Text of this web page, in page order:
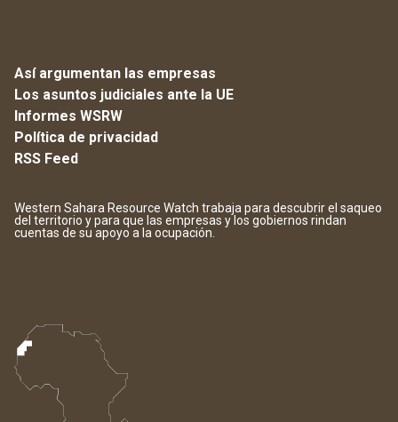
Así argumentan las empresas
Los asuntos judiciales ante la UE
Informes WSRW
Política de privacidad
RSS Feed
Western Sahara Resource Watch trabaja para descubrir el saqueo
del territorio y para que las empresas y los gobiernos rindan
cuentas de su apoyo a la ocupación.